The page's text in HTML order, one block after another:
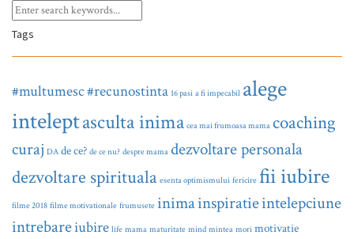
Tags
#multumesc#recunostinta 16 pasi a fi impecabil alege
inteleptasculta inima cea mai frumoasa mama coaching
curaj DA de ce? de ce nu? despre mama dezvoltare personala
dezvoltare spirituala esenta optimismului fericire fii iubire
filme 2018 filme motivationale frumusete inimainspiratieintelepciune
intrebareiubire life mama maturitate mind mintea mori motivatie